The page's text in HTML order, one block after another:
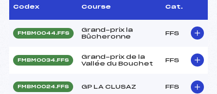
Codex Course Cat.
FMBM0044.FFS
Grand-prix la
Bûcheronne
FFS
FMBM0034.FFS
Grand-prix de la
Vallée du Bouchet
FFS
FMBM0024.FFS GP LA CLUSAZ FFS